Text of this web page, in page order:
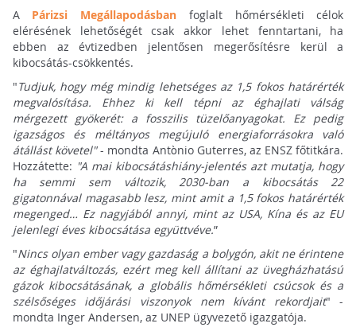
A Párizsi Megállapodásban foglalt hőmérsékleti célok
elérésének lehetőségét csak akkor lehet fenntartani, ha
ebben az évtizedben jelentősen megerősítésre kerül a
kibocsátás-csökkentés.
"Tudjuk, hogy még mindig lehetséges az 1,5 fokos határérték
megvalósítása. Ehhez ki kell tépni az éghajlati válság
mérgezett gyökerét: a fosszilis tüzelőanyagokat. Ez pedig
igazságos és méltányos megújuló energiaforrásokra való
átállást követel"- mondta Antònio Guterres, az ENSZ főtitkára.
Hozzátette: "A mai kibocsátáshiány-jelentés azt mutatja, hogy
ha semmi sem változik, 2030-ban a kibocsátás 22
gigatonnával magasabb lesz, mint amit a 1,5 fokos határérték
megenged… Ez nagyjából annyi, mint az USA, Kína és az EU
jelenlegi éves kibocsátása együttvéve.”
"Nincs olyan ember vagy gazdaság a bolygón, akit ne érintene
az éghajlatváltozás, ezért meg kell állítani az üvegházhatású
gázok kibocsátásának, a globális hőmérsékleti csúcsok és a
szélsőséges időjárási viszonyok nem kívánt rekordjait" -
mondta Inger Andersen, az UNEP ügyvezető igazgatója.